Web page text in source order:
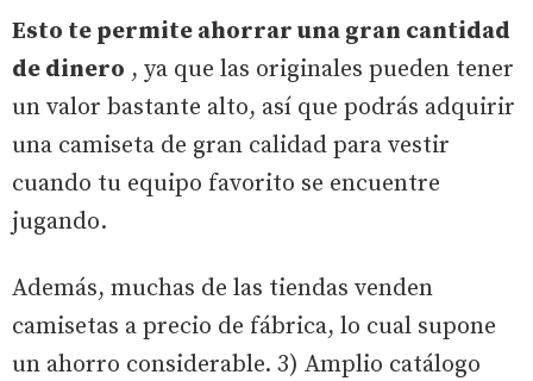
Esto te permite ahorrar una gran cantidad
de dinero , ya que las originales pueden tener
un valor bastante alto, así que podrás adquirir
una camiseta de gran calidad para vestir
cuando tu equipo favorito se encuentre
jugando.
Además, muchas de las tiendas venden
camisetas a precio de fábrica, lo cual supone
un ahorro considerable. 3) Amplio catálogo